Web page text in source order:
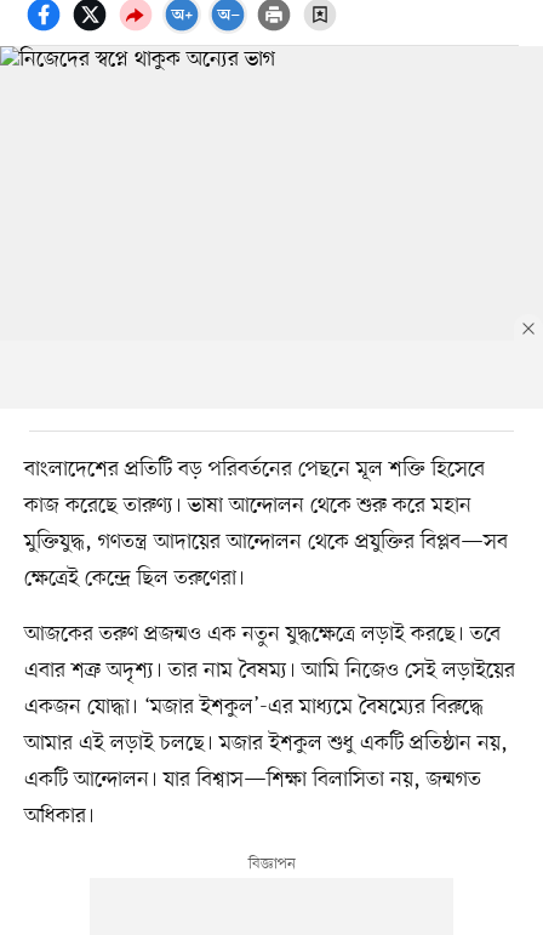
বাংলাদেশের প্রতিটি বড় পরিবর্তনের পেছনে মূল শক্তি হিসেবে
কাজ করেছে তারুণ্য। ভাষা আন্দোলন থেকে শুরু করে মহান
মুক্তিযুদ্ধ, গণতন্ত্র আদায়ের আন্দোলন থেকে প্রযুক্তির বিপ্লব—সব
ক্ষেত্রেই কেন্দ্রে ছিল তরুণেরা।
আজকের তরুণ প্রজন্মও এক নতুন যুদ্ধক্ষেত্রে লড়াই করছে। তবে
এবার শত্রু অদৃশ্য। তার নাম বৈষম্য। আমি নিজেও সেই লড়াইয়ের
একজন যোদ্ধা। ‘মজার ইশকুল’-এর মাধ্যমে বৈষম্যের বিরুদ্ধে
আমার এই লড়াই চলছে। মজার ইশকুল শুধু একটি প্রতিষ্ঠান নয়,
একটি আন্দোলন। যার বিশ্বাস—শিক্ষা বিলাসিতা নয়, জন্মগত
অধিকার।